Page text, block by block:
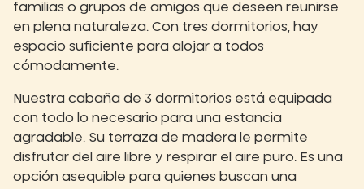
familias o grupos de amigos que deseen reunirse
en plena naturaleza. Con tres dormitorios, hay
espacio suficiente para alojar a todos
cómodamente.
Nuestra cabaña de 3 dormitorios está equipada
con todo lo necesario para una estancia
agradable. Su terraza de madera le permite
disfrutar del aire libre y respirar el aire puro. Es una
opción asequible para quienes buscan una